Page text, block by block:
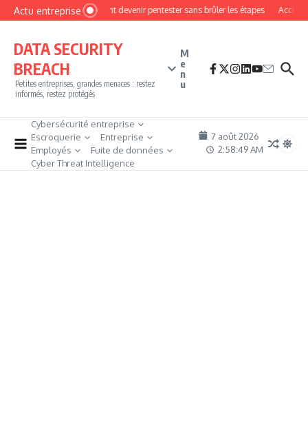
Aller au contenu
Actu entrepriseComment devenir pentester sans brûler les étapes Accès
DATA SECURITY
BREACH
Petites entreprises, grandes menaces : restez
informés, restez protégés
M
e
n
u
Cybersécurité entreprise
Escroquerie
Entreprise
Employés
Fuite de données
Cyber Threat Intelligence
7 août 2026
2:58:49 AM